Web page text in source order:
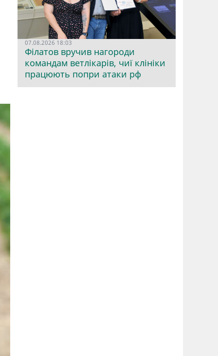
07.08.2026 18:03
Філатов вручив нагороди
командам ветлікарів, чиї клініки
працюють попри атаки рф